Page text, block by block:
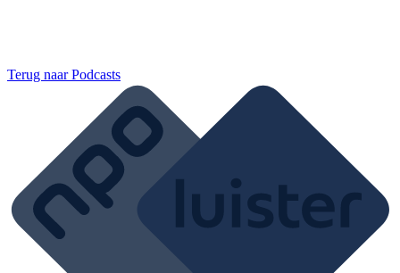
Terug naarPodcasts